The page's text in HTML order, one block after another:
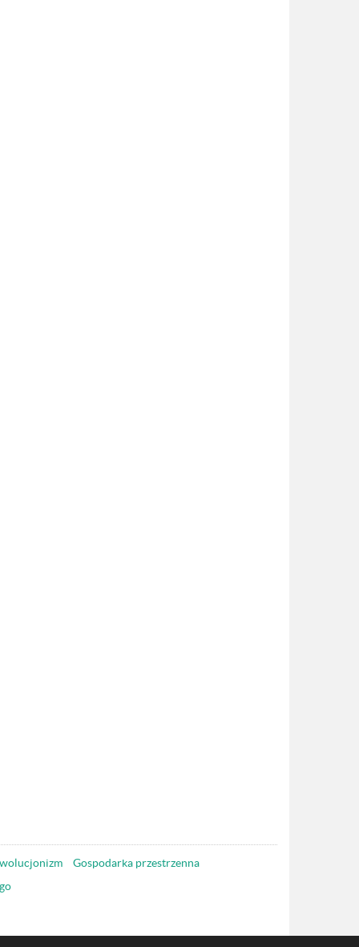
Gospodarka przestrzenna